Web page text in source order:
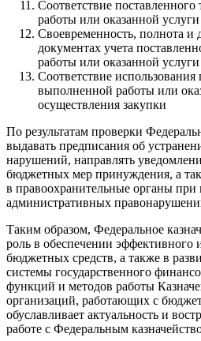
Соответствие
работы или оказанной
Своевременность, полнота и
документах учета
работы или оказанной услуги
Соответствие использования
выполненной работы или
осуществления закупки
По результатам проверки
выдавать предписания об
нарушений, направлять
бюджетных мер принуждения, а
в правоохранительные органы при
административных
Таким образом, Федеральное
роль в обеспечении эффективного
бюджетных средств, а также в
системы государственного
функций и методов работы
организаций, работающих с
обуславливает актуальность и
работе с Федеральным